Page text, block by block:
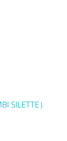
SILETTE）